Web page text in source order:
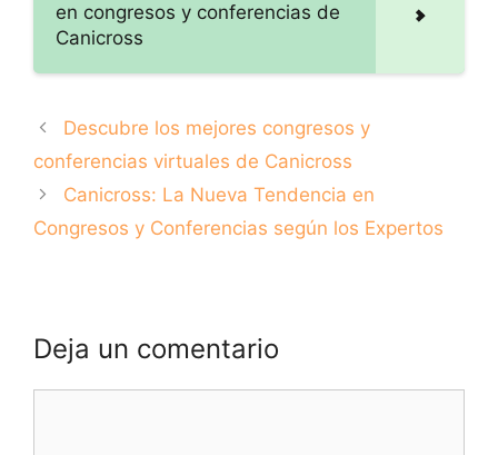
en congresos y conferencias de
Canicross
Descubre los mejores congresos y
conferencias virtuales de Canicross
Canicross: La Nueva Tendencia en
Congresos y Conferencias según los Expertos
Deja un comentario